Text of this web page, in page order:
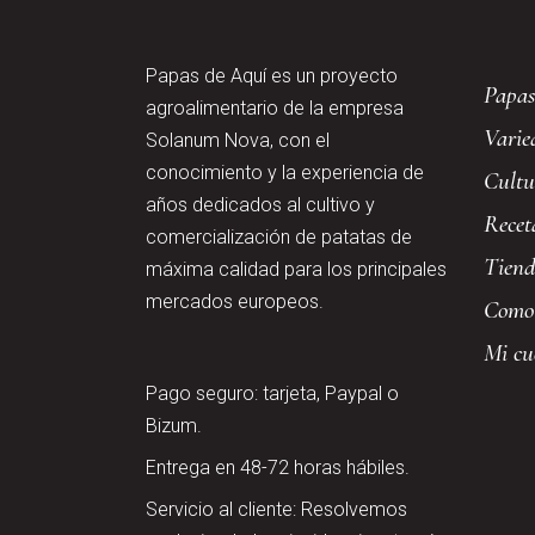
Papas de Aquí es un proyecto
agroalimentario de la empresa
Solanum Nova, con el
conocimiento y la experiencia de
años dedicados al cultivo y
comercialización de patatas de
máxima calidad para los principales
mercados europeos.
Pago seguro: tarjeta, Paypal o
Bizum.
Entrega en 48-72 horas hábiles.
Servicio al cliente: Resolvemos
Mi